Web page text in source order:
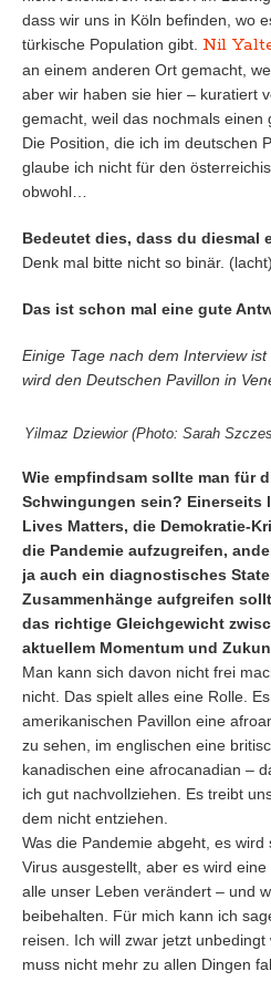
dass wir uns in Köln befinden, wo
türkische Population gibt. Nil
an einem anderen Ort gemacht,
aber wir haben sie hier – kuratiert
gemacht, weil das nochmals einen
Die Position, die ich im deutschen
glaube ich nicht für den
obwohl…
Bedeutet dies, dass du diesmal
Denk mal bitte nicht so binär. (lacht)
Das ist schon mal eine gute
Einige Tage nach dem Interview
wird den Deutschen Pavillon in
Yilmaz Dziewior (Photo: Sarah
Wie empfindsam sollte man für
Schwingungen sein? Einerseits
Lives Matters, die Demokratie-
die Pandemie aufzugreifen,
ja auch ein diagnostisches
Zusammenhänge aufgreifen
das richtige Gleichgewicht
aktuellem Momentum und
Man kann sich davon nicht frei
nicht. Das spielt alles eine Rolle.
amerikanischen Pavillon eine
zu sehen, im englischen eine
kanadischen eine afrocanadian –
ich gut nachvollziehen. Es treibt
dem nicht entziehen.
Was die Pandemie abgeht, es
Virus ausgestellt, aber es wird
alle unser Leben verändert – und
beibehalten. Für mich kann ich
reisen. Ich will zwar jetzt
muss nicht mehr zu allen Dingen